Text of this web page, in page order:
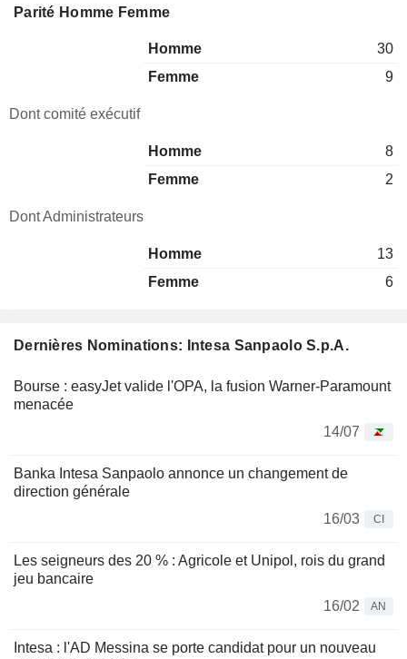
Dernières Nominations: Intesa Sanpaolo S.p.A.
Bourse : easyJet valide l'OPA, la fusion Warner-Paramount
menacée
14/07
Banka Intesa Sanpaolo annonce un changement de
direction générale
16/03
CI
Les seigneurs des 20 % : Agricole et Unipol, rois du grand
jeu bancaire
16/02
AN
Intesa : l'AD Messina se porte candidat pour un nouveau
Parité Homme Femme
Homme
30
Femme
9
Dont comité exécutif
Homme
8
Femme
2
Dont Administrateurs
Homme
13
Femme
6